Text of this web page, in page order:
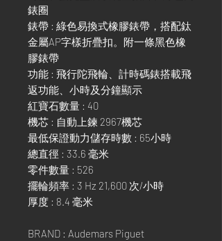
錶圈
錶帶 : 綠色易換式橡膠錶帶，搭配鈦
金屬AP字樣折疊扣。附一條黑色橡
膠錶帶
功能 : 飛行陀飛輪、計時碼錶搭載飛
返功能、小時及分鐘顯示
紅寶石數量 : 40
機芯 : 自動上鍊 2967機芯
最低保證動力儲存時數 : 65小時
總直徑 : 33.6 毫米
零件數量 : 526
擺輪頻率 : 3 Hz 21,600 次/小時
厚度 : 8.4 毫米
BRAND : Audemars Piguet